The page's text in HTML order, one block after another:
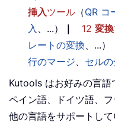
挿入ツール （QR コ
入 、...） ｜ 12 変換
レートの変換、...）
行のマージ、 セル
Kutools はお好みの言語
ペイン語、ドイツ語、
他の言語をサポートして